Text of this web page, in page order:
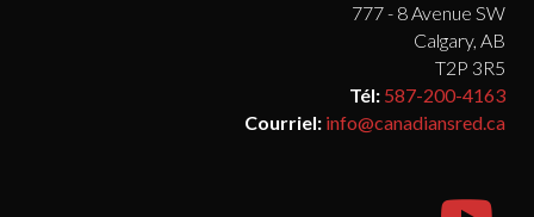
777 - 8 Avenue SW
Calgary, AB
T2P 3R5
Tél: 587-200-4163
Courriel: info@canadiansred.ca